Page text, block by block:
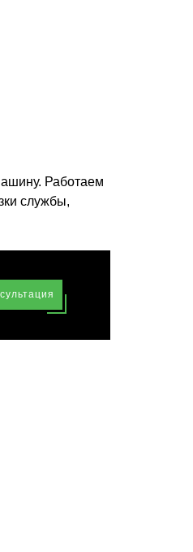
Работаем
службы,